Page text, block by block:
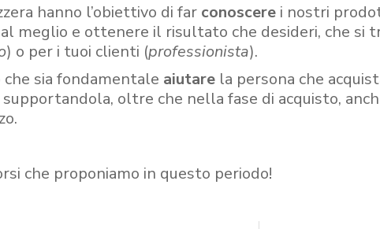
hanno l’obiettivo di far conoscerei nostri
meglio e ottenere il risultato che desideri, che si
) o per i tuoi clienti (professionista).
che sia fondamentale aiutare la persona che
supportandola, oltre che nella fase di acquisto,
che proponiamo in questo periodo!